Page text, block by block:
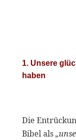
1. Unsere
haben
Die
Bibel als